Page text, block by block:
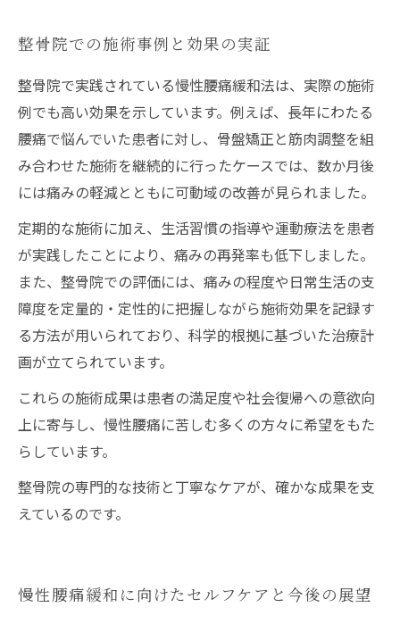
整骨院での施術事例と効果の実証
整骨院で実践されている慢性腰痛緩和法は、実際の施術
例でも高い効果を示しています。例えば、長年にわたる
腰痛で悩んでいた患者に対し、骨盤矯正と筋肉調整を組
み合わせた施術を継続的に行ったケースでは、数か月後
には痛みの軽減とともに可動域の改善が見られました。
定期的な施術に加え、生活習慣の指導や運動療法を患者
が実践したことにより、痛みの再発率も低下しました。
また、整骨院での評価には、痛みの程度や日常生活の支
障度を定量的・定性的に把握しながら施術効果を記録す
る方法が用いられており、科学的根拠に基づいた治療計
画が立てられています。
これらの施術成果は患者の満足度や社会復帰への意欲向
上に寄与し、慢性腰痛に苦しむ多くの方々に希望をもた
らしています。
整骨院の専門的な技術と丁寧なケアが、確かな成果を支
えているのです。
慢性腰痛緩和に向けたセルフケアと今後の展望